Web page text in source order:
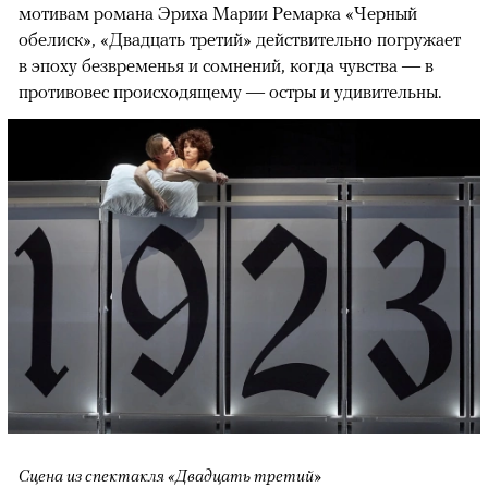
мотивам романа Эриха Марии Ремарка «Черный
обелиск», «Двадцать третий» действительно погружает
в эпоху безвременья и сомнений, когда чувства — в
противовес происходящему — остры и удивительны.
Сцена из спектакля «Двадцать третий»